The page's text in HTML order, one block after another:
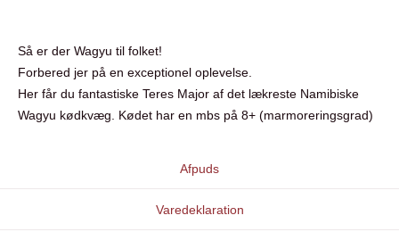
Så er der Wagyu til folket!
Forbered jer på en exceptionel oplevelse.
Her får du fantastiske Teres Major af det lækreste Namibiske
Wagyu kødkvæg. Kødet har en mbs på 8+ (marmoreringsgrad)
Afpuds
Varedeklaration